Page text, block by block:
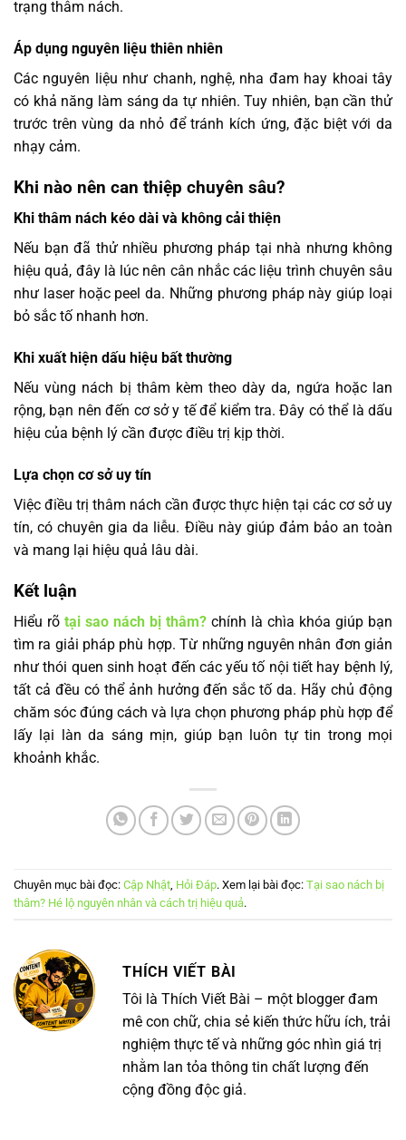
trạng thâm nách.
Áp dụng nguyên liệu thiên nhiên
Các nguyên liệu như chanh, nghệ, nha đam hay khoai tây
có khả năng làm sáng da tự nhiên. Tuy nhiên, bạn cần thử
trước trên vùng da nhỏ để tránh kích ứng, đặc biệt với da
nhạy cảm.
Khi nào nên can thiệp chuyên sâu?
Khi thâm nách kéo dài và không cải thiện
Nếu bạn đã thử nhiều phương pháp tại nhà nhưng không
hiệu quả, đây là lúc nên cân nhắc các liệu trình chuyên sâu
như laser hoặc peel da. Những phương pháp này giúp loại
bỏ sắc tố nhanh hơn.
Khi xuất hiện dấu hiệu bất thường
Nếu vùng nách bị thâm kèm theo dày da, ngứa hoặc lan
rộng, bạn nên đến cơ sở y tế để kiểm tra. Đây có thể là dấu
hiệu của bệnh lý cần được điều trị kịp thời.
Lựa chọn cơ sở uy tín
Việc điều trị thâm nách cần được thực hiện tại các cơ sở uy
tín, có chuyên gia da liễu. Điều này giúp đảm bảo an toàn
và mang lại hiệu quả lâu dài.
Kết luận
Hiểu rõ tại sao nách bị thâm? chính là chìa khóa giúp bạn
tìm ra giải pháp phù hợp. Từ những nguyên nhân đơn giản
như thói quen sinh hoạt đến các yếu tố nội tiết hay bệnh lý,
tất cả đều có thể ảnh hưởng đến sắc tố da. Hãy chủ động
chăm sóc đúng cách và lựa chọn phương pháp phù hợp để
lấy lại làn da sáng mịn, giúp bạn luôn tự tin trong mọi
khoảnh khắc.
Chuyên mục bài đọc: Cập Nhật Hỏi Đáp. Xem lại bài đọc: Tại sao nách bị
thâm? Hé lộ nguyên nhân và cách trị hiệu quả.
THÍCH VIẾT BÀI
Tôi là Thích Viết Bài – một blogger đam
mê con chữ, chia sẻ kiến thức hữu ích, trải
nghiệm thực tế và những góc nhìn giá trị
nhằm lan tỏa thông tin chất lượng đến
cộng đồng độc giả.